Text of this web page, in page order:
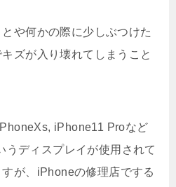
や何かの際に少しぶつけた
ズが入り壊れてしまうこと
iPhone11 Proなど
うディスプレイが使用されて
が、iPhoneの修理店でする